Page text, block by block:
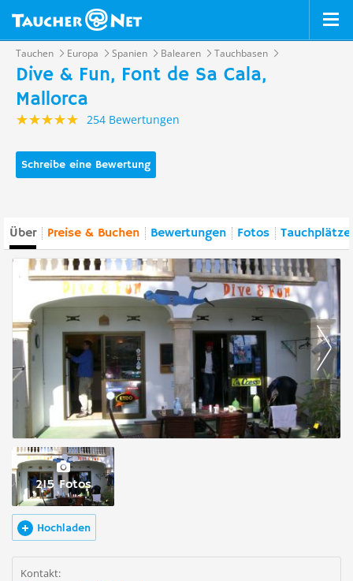
Tauchen Europa Spanien Balearen Tauchbasen
Dive & Fun, Font de Sa Cala,
Mallorca
254 Bewertungen
Schreibe eine Bewertung
Über Preise & Buchen Bewertungen Fotos
215 Fotos
Hochladen
Kontakt: